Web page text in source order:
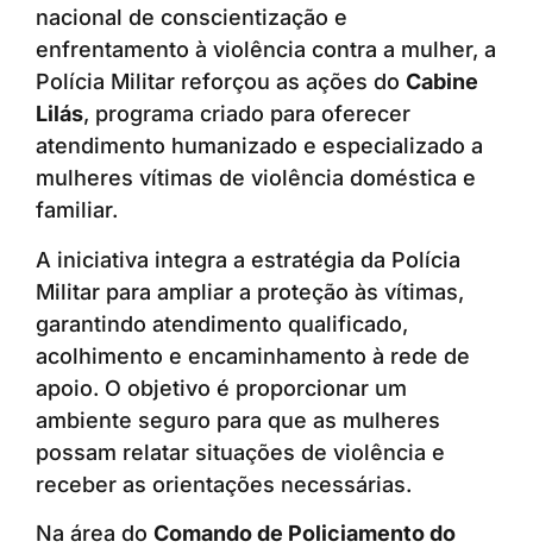
nacional de conscientização e
enfrentamento à violência contra a mulher, a
Polícia Militar reforçou as ações do Cabine
Lilás, programa criado para oferecer
atendimento humanizado e especializado a
mulheres vítimas de violência doméstica e
familiar.
A iniciativa integra a estratégia da Polícia
Militar para ampliar a proteção às vítimas,
garantindo atendimento qualificado,
acolhimento e encaminhamento à rede de
apoio. O objetivo é proporcionar um
ambiente seguro para que as mulheres
possam relatar situações de violência e
receber as orientações necessárias.
Na área do Comando de Policiamento do